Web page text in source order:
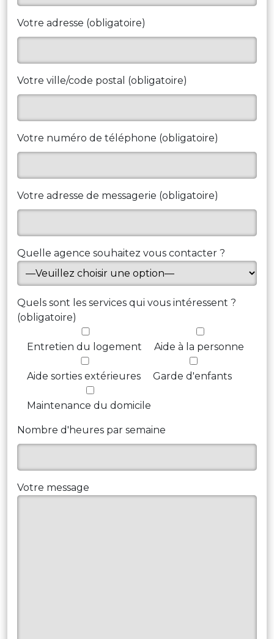
Votre adresse (obligatoire)
Votre ville/code postal (obligatoire)
Votre numéro de téléphone (obligatoire)
Votre adresse de messagerie (obligatoire)
Quelle agence souhaitez vous contacter ?
Quels sont les services qui vous intéressent ?
(obligatoire)
Entretien du logement Aide à la personne
Aide sorties extérieures Garde d'enfants
Maintenance du domicile
Nombre d'heures par semaine
Votre message